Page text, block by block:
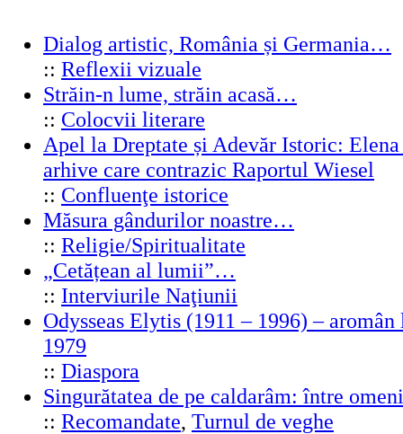
Dialog artistic, România și Germania…
:: Reflexii vizuale
Străin-n lume, străin acasă…
:: Colocvii literare
Apel la Dreptate și Adevăr Istoric:
arhive care contrazic Raportul Wiesel
:: Confluenţe istorice
Măsura gândurilor noastre…
:: Religie/Spiritualitate
„Cetățean al lumii”…
:: Interviurile Naţiunii
Odysseas Elytis (1911 – 1996) –
1979
:: Diaspora
Singurătatea de pe caldarâm: între
:: Recomandate, Turnul de veghe